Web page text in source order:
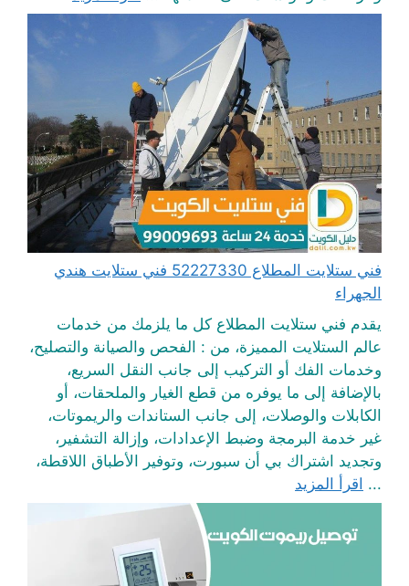
فني ستلايت المطلاع 52227330 فني ستلايت هندي
الجهراء
يقدم فني ستلايت المطلاع كل ما يلزمك من خدمات
عالم الستلايت المميزة، من : الفحص والصيانة والتصليح،
وخدمات الفك أو التركيب إلى جانب النقل السريع،
بالإضافة إلى ما يوفره من قطع الغيار والملحقات، أو
الكابلات والوصلات، إلى جانب الستاندات والريموتات،
غير خدمة البرمجة وضبط الإعدادات، وإزالة التشفير،
وتجديد اشتراك بي أن سبورت، وتوفير الأطباق اللاقطة،
... اقرأ المزيد